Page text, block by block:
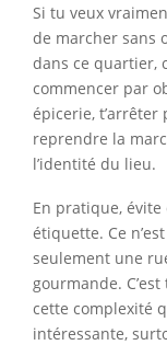
Si tu veux
de marcher sans
dans ce quartier,
commencer par
épicerie,
reprendre la
l’identité du lieu.
En pratique,
étiquette. Ce
seulement une
gourmande.
cette complexité
intéressante,